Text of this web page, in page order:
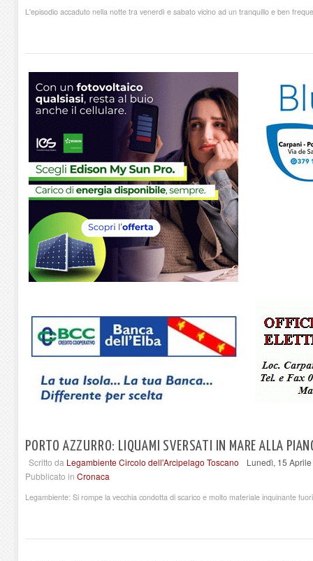
L'episodio accaduto nella notte tra venerdì e sabato vicino ad un tranquillo e ben
PORTO AZZURRO: LIQUAMI SVERSATI IN MARE ALLA
Scritto da Legambiente Circolo dell'Arcipelago Toscano
Lunedì, 15
Pubblicato in Cronaca
Legambiente: Si rompe la vecchia condotta di scarico e molto materiale inquinante